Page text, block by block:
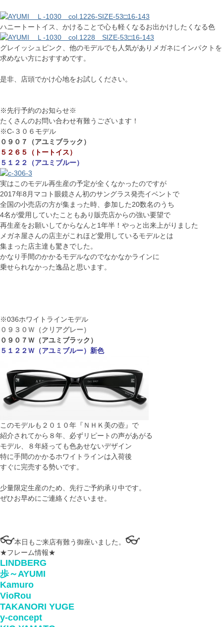
ハニートートイス、かけることで心も軽くなるお出かけしたくなる色
グレイッシュピンク、他のモデルでも人気がありメガネにインパクトを
求めない方におすすめです。
是非、店頭でかけ心地をお試しください。
※先行予約のお知らせ※
たくさんのお問い合わせ有難うございます！
※C-３０６モデル
０９０７（アユミブラック）
５２６５（トートイス）
５１２２（アユミブルー）
実はこのモデル再生産の予定が全くなかったのですが
2017年8月マコト眼鏡さん初のサングラス発売イベントで
全国の小売店の方が集まった時、参加した20数名のうち
4名が愛用していたこともあり販売店からの強い要望で
再生産をお願いしてからなんと1年半！やっと出来上がりました
メガネ屋さんの店主がこれほど愛用しているモデルとは
集まった店主達も驚きでした。
かなり手間のかかるモデルなのでなかなかラインに
乗せられなかった逸品と思います。
※036ホワイトラインモデル
０９３０Ｗ（クリアグレー）
０９０７Ｗ（アユミブラック）
５１２２Ｗ（アユミブルー）新色
このモデルも２０１０年『ＮＨＫ美の壺』で
紹介されてから８年、必ずリピートの声があがる
モデル、８年経っても色あせないデザイン
特に手間のかかるホワイトラインは入荷後
すぐに完売する勢いです。
少量限定生産のため、先行ご予約承り中です。
ぜひお早めにご連絡くださいませ。
👓本日もご来店有難う御座いました。 👓
★フレーム情報★
LINDBERG
歩～AYUMI
Kamuro
VioRou
TAKANORI YUGE
y-concept